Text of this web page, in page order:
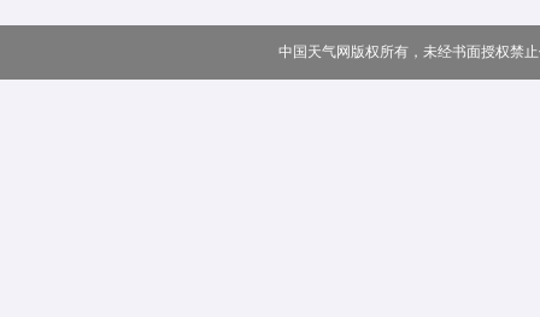
中国天气网版权所有，未经书面授权